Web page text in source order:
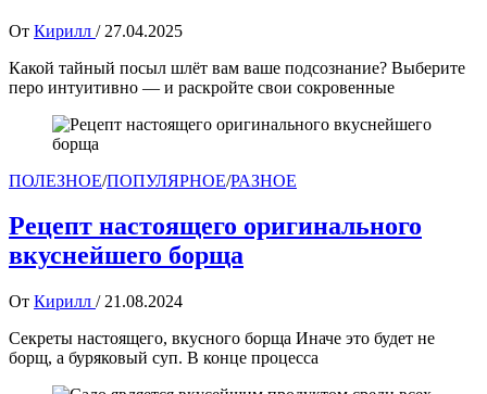
От Кирилл / 27.04.2025
Какой тайный посыл шлёт вам ваше подсознание? Выберите
перо интуитивно — и раскройте свои сокровенные
ПОЛЕЗНОЕ/ПОПУЛЯРНОЕ/РАЗНОЕ
Рецепт настоящего оригинального
вкуснейшего борща
От Кирилл / 21.08.2024
Секреты настоящего, вкусного борща Иначе это будет не
борщ, а буряковый суп. В конце процесса